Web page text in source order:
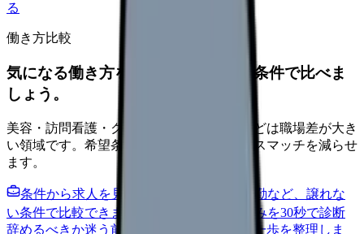
る
働き方比較
気になる働き方を、求人を見る前に条件で比べま
しょう。
美容・訪問看護・クリニック・夜勤なしなどは職場差が大き
い領域です。希望条件を先に整理するとミスマッチを減らせ
ます。
条件から求人を見る
夜勤回数・残業・通勤など、譲れな
い条件で比較できます。
職場の悩みを30秒で診断
辞めるべきか迷う前に、悩みの種類と次の一歩を整理しま